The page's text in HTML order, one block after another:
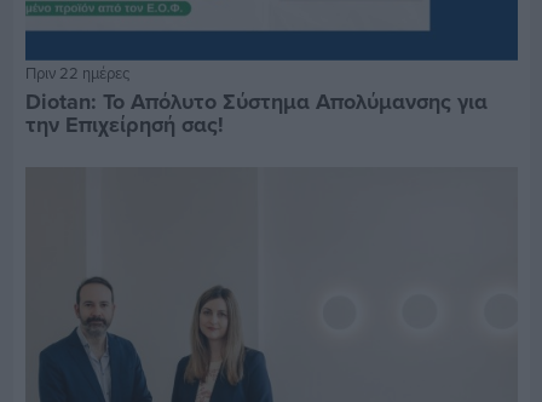
Πριν 22 ημέρες
Diotan: Το Απόλυτο Σύστημα Απολύμανσης για
την Επιχείρησή σας!